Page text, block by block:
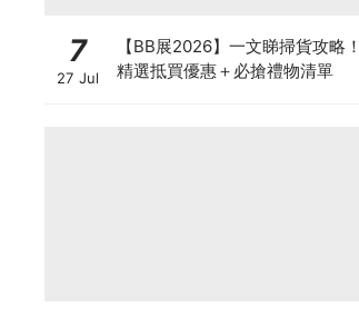
7
27 Jul
【BB展2026】一文睇掃貨攻略！
精選抵買優惠＋必搶禮物清單